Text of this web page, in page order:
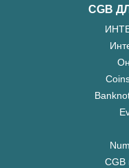
CGB
CGB